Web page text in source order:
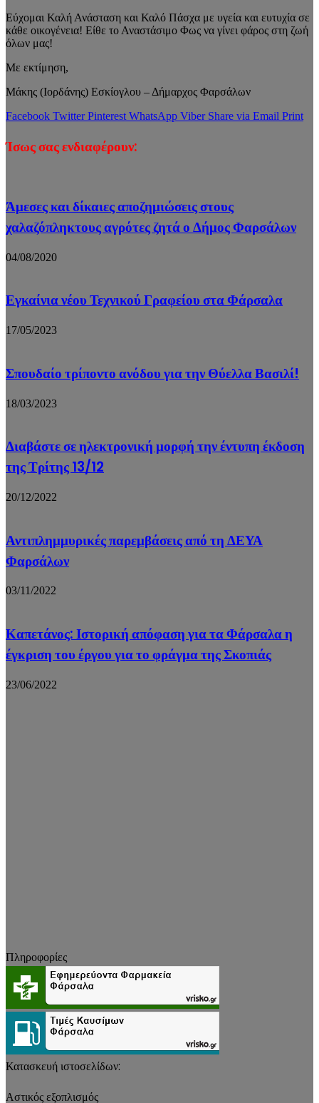
Εύχομαι Καλή Ανάσταση και Καλό Πάσχα με υγεία και ευτυχία σε
κάθε οικογένεια! Είθε το Αναστάσιμο Φως να γίνει φάρος στη ζωή
όλων μας!
Με εκτίμηση,
Μάκης (Ιορδάνης) Εσκίογλου – Δήμαρχος Φαρσάλων
Facebook Twitter Pinterest WhatsApp Viber Share via Email Print
Ίσως σας ενδιαφέρουν:
Άμεσες και δίκαιες αποζημιώσεις στους
χαλαζόπληκτους αγρότες ζητά ο Δήμος Φαρσάλων
04/08/2020
Εγκαίνια νέου Τεχνικού Γραφείου στα Φάρσαλα
17/05/2023
Σπουδαίο τρίποντο ανόδου για την Θύελλα Βασιλί!
18/03/2023
Διαβάστε σε ηλεκτρονική μορφή την έντυπη έκδοση
της Τρίτης 13/12
20/12/2022
Αντιπλημμυρικές παρεμβάσεις από τη ΔΕΥΑ
Φαρσάλων
03/11/2022
Καπετάνος: Ιστορική απόφαση για τα Φάρσαλα η
έγκριση του έργου για το φράγμα της Σκοπιάς
23/06/2022
Πληροφορίες
Κατασκευή ιστοσελίδων:
Αστικός εξοπλισμός